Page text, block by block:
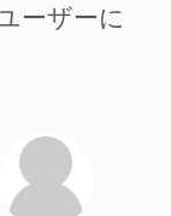
ーザーに